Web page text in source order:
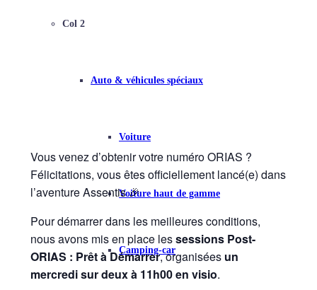
Col 2
Auto & véhicules spéciaux
Voiture
Voiture haut de gamme
Camping-car
Vous venez d’obtenir votre numéro ORIAS ?
Félicitations, vous êtes officiellement lancé(e) dans
l’aventure Assentis 🎉
Pour démarrer dans les meilleures conditions,
nous avons mis en place lessessions Post-
ORIAS : Prêt à Démarrer, organisées un
mercredi sur deux à 11h00 en visio.